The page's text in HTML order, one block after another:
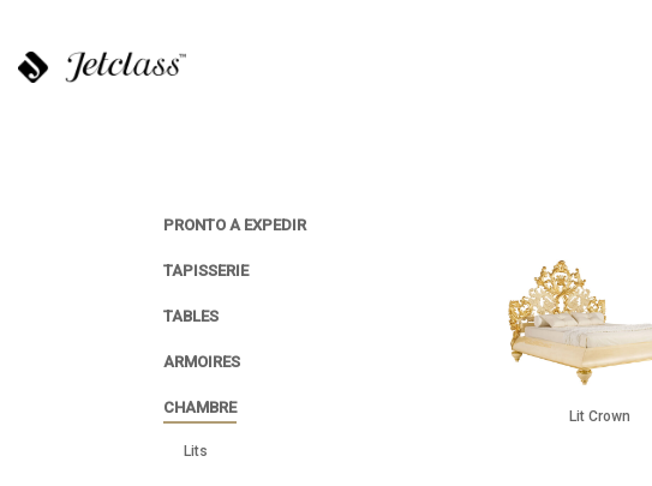
Lit Crown
PRONTO A EXPEDIR
TAPISSERIE
TABLES
ARMOIRES
CHAMBRE
Lits